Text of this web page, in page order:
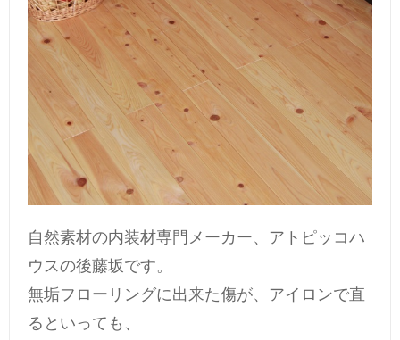
自然素材の内装材専門メーカー、アトピッコハ
ウスの後藤坂です。
無垢フローリングに出来た傷が、アイロンで直
るといっても、